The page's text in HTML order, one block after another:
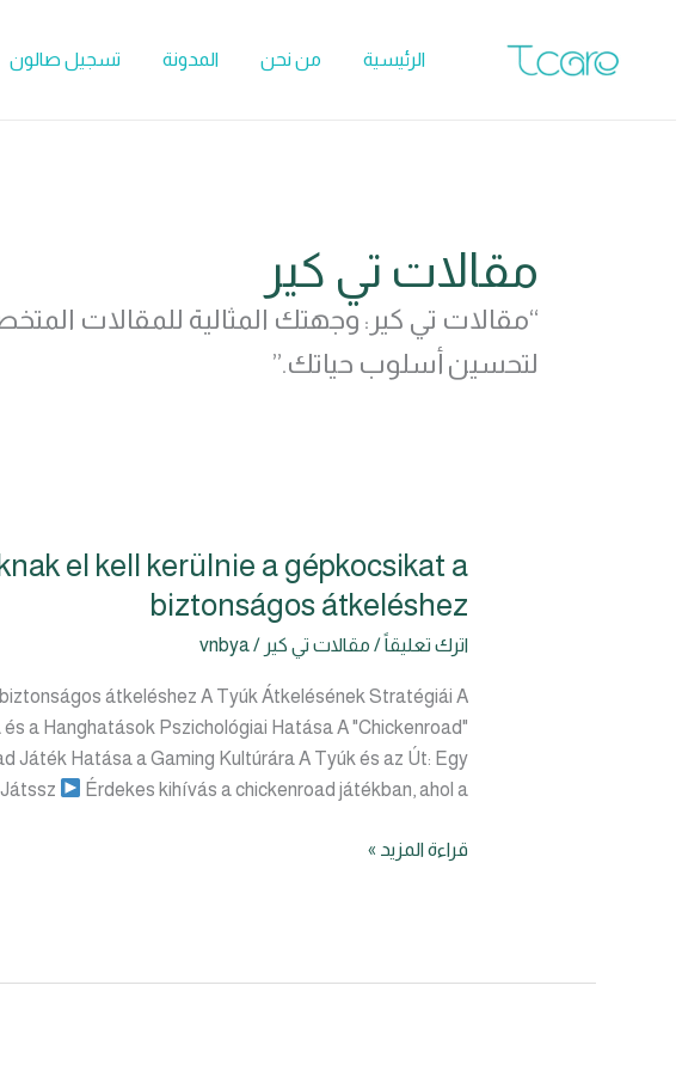
الرئيسية من نحن المدونة تسجيل صالون
مقالات تي كير
“مقالات تي كير: وجهتك المثالية للمقالات
لتحسين أسلوب حياتك.”
el kell kerülnie a gépkocsikat a
biztonságos átkeléshez
اترك تعليقاً/ مقالات تي كير /
vnbya
átkeléshez A Tyúk Átkelésének Stratégiái A
a Hanghatások Pszichológiai Hatása A "Chickenroad"
Játék Hatása a Gaming Kultúrára A Tyúk és az Út: Egy
Játssz Érdekes kihívás a chickenroad játékban, ahol a […]
Érdekes
kihívás
a
chickenroad
játékban,
ahol
tyúknak
kell
قراءة المزيد »